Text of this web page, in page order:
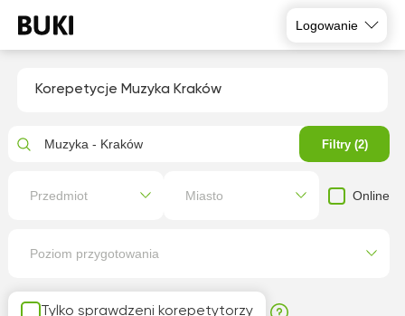
Logowanie
Korepetycje Muzyka Kraków
Tylko sprawdzeni korepetytorzy
Muzyka - Kraków Filtry (2)
Przedmiot Miasto Online
Poziom przygotowania